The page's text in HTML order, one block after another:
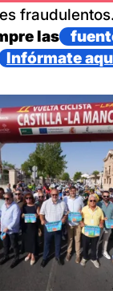
fraudulentos.
las
Infórmate